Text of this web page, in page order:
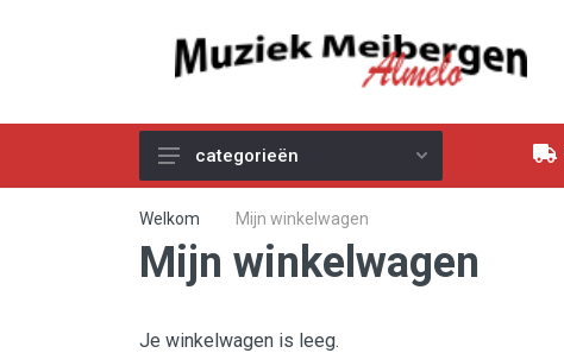
Akoestische Gitaren
Elektrische & Basgitaren
Gitaareffecten
categorieën
Welkom Mijn winkelwagen
Mijn winkelwagen
Je winkelwagen is leeg.